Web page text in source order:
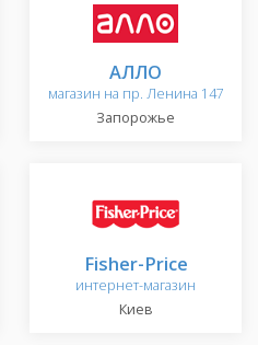
АЛЛО
магазин на пр. Ленина 147
Запорожье
Fisher-Price
интернет-магазин
Киев